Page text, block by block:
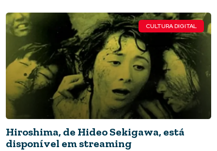
CULTURA DIGITAL
Hiroshima, de Hideo Sekigawa, está
disponível em streaming